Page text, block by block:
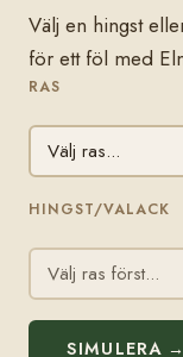
Välj en hingst
för ett föl med
RAS
HINGST/VALACK
SIMULERA →